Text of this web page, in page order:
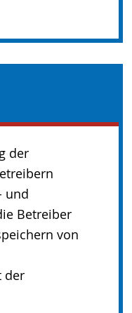
der
und
Betreiber
von
der